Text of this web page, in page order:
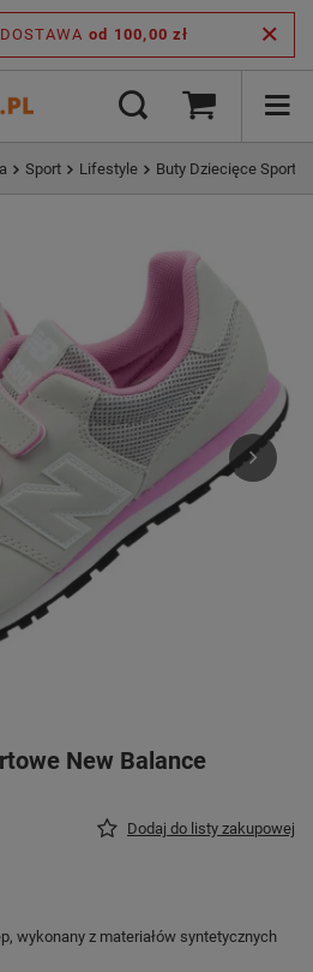
od 100,00 zł
Sport Lifestyle Buty Dziecięce
New Balance
Dodaj do listy zakupowej
wykonany z materiałów syntetycznych